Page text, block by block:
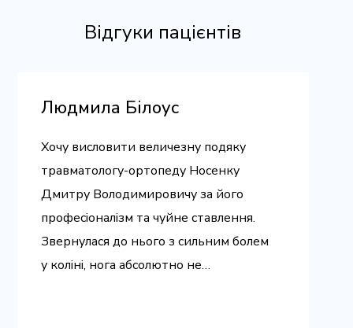
Відгуки пацієнтів
Людмила Білоус
Хочу висловити величезну подяку
травматологу-ортопеду Носенку
Дмитру Володимировичу за його
професіоналізм та чуйне ставлення.
Звернулася до нього з сильним болем
у коліні, нога абсолютно не